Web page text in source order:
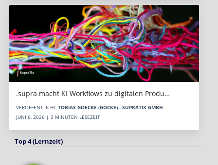
.supra macht KI Workflows zu digitalen Produ…
VERÖFFENTLICHT TOBIAS GOECKE (GÖCKE) - SUPRATIX GMBH
JUNI 6, 2026 | 3 MINUTEN LESEZEIT
Top 4 (Lernzeit)